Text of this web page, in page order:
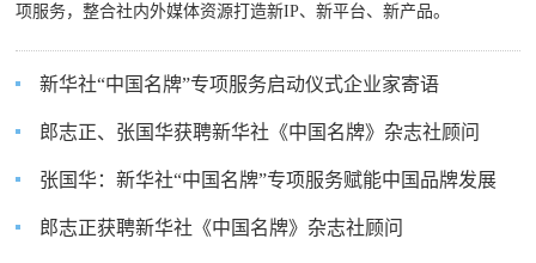
项服务，整合社内外媒体资源打造新IP、新平台、新产品。
新华社“中国名牌”专项服务启动仪式企业家寄语
郎志正、张国华获聘新华社《中国名牌》杂志社顾问
张国华：新华社“中国名牌”专项服务赋能中国品牌发展
郎志正获聘新华社《中国名牌》杂志社顾问